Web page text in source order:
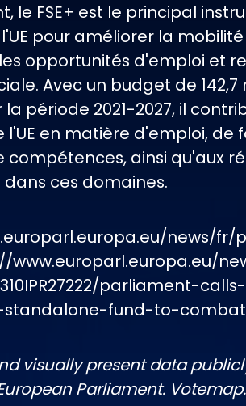
le FSE+ est le principal
pour améliorer la
opportunités d'emploi et
Avec un budget de 142,7
période 2021-2027, il
l'UE en matière d'emploi, de
compétences, ainsi qu'aux
ces domaines.
news/fr/
www.europarl.europa.eu/
parliament-
fund-to-
visually present data
Parliament.